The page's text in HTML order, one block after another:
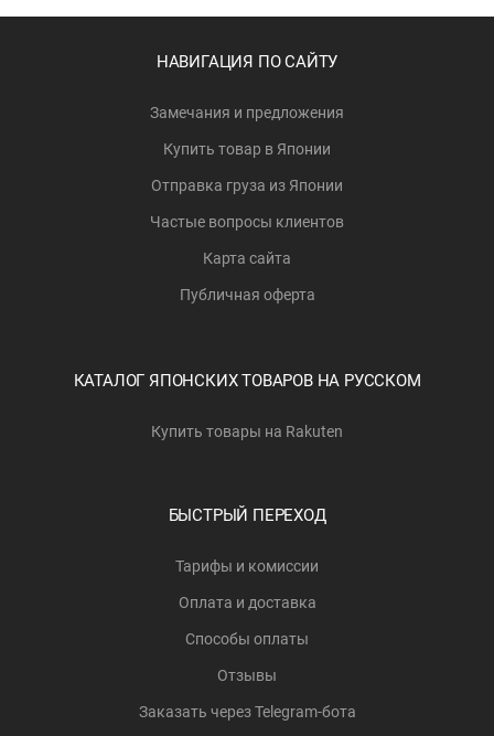
НАВИГАЦИЯ ПО САЙТУ
Замечания и предложения
Купить товар в Японии
Отправка груза из Японии
Частые вопросы клиентов
Карта сайта
Публичная оферта
КАТАЛОГ ЯПОНСКИХ ТОВАРОВ НА РУССКОМ
Купить товары на Rakuten
БЫСТРЫЙ ПЕРЕХОД
Тарифы и комиссии
Оплата и доставка
Способы оплаты
Отзывы
Заказать через Telegram-бота